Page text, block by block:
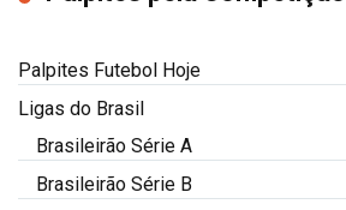
Palpites Futebol Hoje
Ligas do Brasil
Brasileirão Série A
Brasileirão Série B